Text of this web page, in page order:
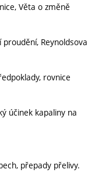
Věta o změně
Reynoldsova
rovnice
účinek kapaliny na
přepady přelivy.